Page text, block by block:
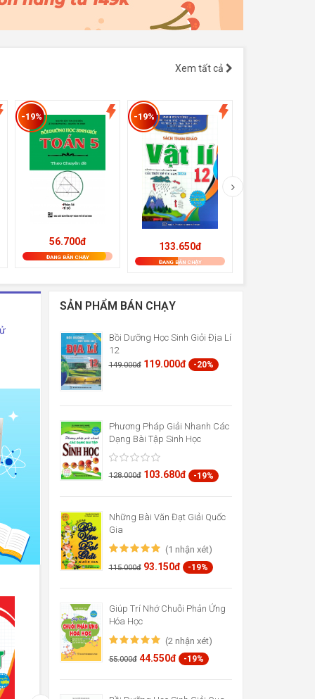
Xem tất cả
-19%
56.700đ
ĐANG BÁN CHẠY
-19%
133.650đ
ĐANG BÁN CHẠY
SẢN PHẨM BÁN CHẠY
Bồi Dưỡng Học Sinh Giỏi Địa Lí
12
149.000đ 119.000đ -20%
Phương Pháp Giải Nhanh Các
Dạng Bài Tập Sinh Học
128.000đ 103.680đ -19%
Những Bài Văn Đạt Giải Quốc
Gia
(1 nhận xét)
115.000đ 93.150đ -19%
Giúp Trí Nhớ Chuỗi Phản Ứng
Hóa Học
(2 nhận xét)
55.000đ 44.550đ -19%